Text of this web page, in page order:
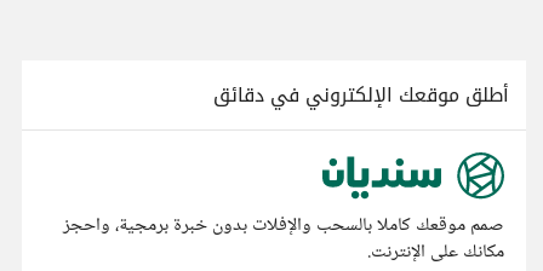
أطلق موقعك الإلكتروني في دقائق
صمم موقعك كاملا بالسحب والإفلات بدون خبرة برمجية، واحجز
مكانك على الإنترنت.